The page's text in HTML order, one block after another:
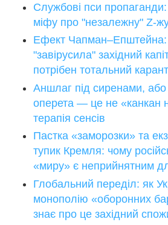
Службові пси пропаганди:
міфу про "незалежну" Z-
Ефект Чапман–Епштейна:
"завірусила" західний
потрібен тотальний
Аншлаг під сиренами,
оперета — це не «канкан
терапія сенсів
Пастка «заморозки» та
тупик Кремля: чому
«миру» є неприйнятним
Глобальний переділ: як
монополію «оборонних
знає про це західний